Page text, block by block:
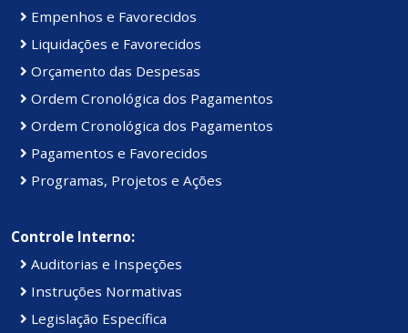
Empenhos e Favorecidos
Liquidações e Favorecidos
Orçamento das Despesas
Ordem Cronológica dos Pagamentos
Ordem Cronológica dos Pagamentos
Pagamentos e Favorecidos
Programas, Projetos e Ações
Controle Interno:
Auditorias e Inspeções
Instruções Normativas
Legislação Específica